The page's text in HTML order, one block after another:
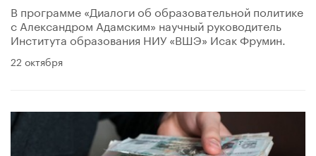
В программе «Диалоги об образовательной политике
с Александром Адамским» научный руководитель
Института образования НИУ «ВШЭ» Исак Фрумин.
22 октября